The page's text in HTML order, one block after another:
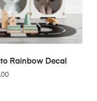
Rainbow Decal